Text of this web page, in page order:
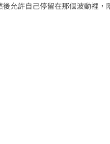
允許自己停留在那個波動裡，